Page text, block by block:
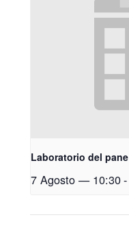
Laboratorio del pane
7 Agosto — 10:30-